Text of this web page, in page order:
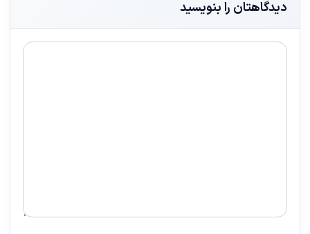
دیدگاهتان را بنویسید
دیدگاه